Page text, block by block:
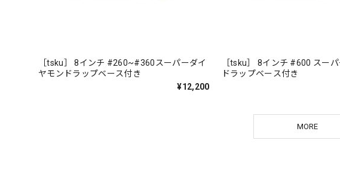
［tsku］ 8インチ #260~#360スーパーダイ
ヤモンドラップベース付き
¥12,200
［tsku］ 8インチ #600 スー
ドラップベース付き
MORE